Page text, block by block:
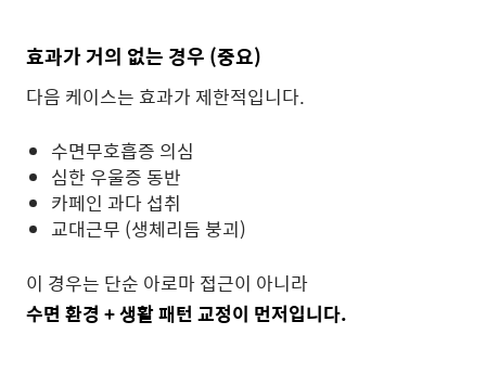
효과가 거의 없는 경우 (중요)
다음 케이스는 효과가 제한적입니다.
수면무호흡증 의심
심한 우울증 동반
카페인 과다 섭취
교대근무 (생체리듬 붕괴)
이 경우는 단순 아로마 접근이 아니라
수면 환경 + 생활 패턴 교정이 먼저입니다.